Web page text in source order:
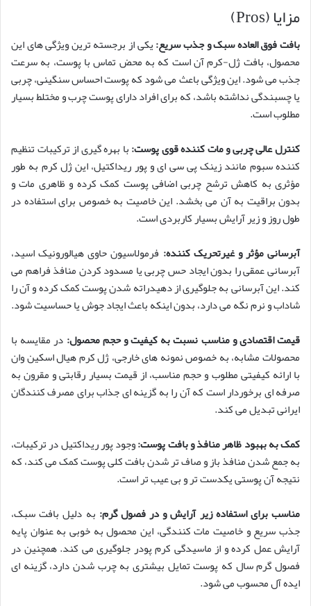
مزایا (Pros)
بافت فوق العاده سبک و جذب سریع:یکی از برجسته ترین ویژگی های این
محصول، بافت ژل-کرم آن است که به محض تماس با پوست، به سرعت
جذب می شود. این ویژگی باعث می شود که پوست احساس سنگینی، چربی
یا چسبندگی نداشته باشد، که برای افراد دارای پوست چرب و مختلط بسیار
مطلوب است.
کنترل عالی چربی و مات کننده قوی پوست:با بهره گیری از ترکیبات تنظیم
کننده سبوم مانند زینک پی سی ای و پور ریداکتیل، این ژل کرم به طور
مؤثری به کاهش ترشح چربی اضافی پوست کمک کرده و ظاهری مات و
بدون براقیت به آن می بخشد. این خاصیت به خصوص برای استفاده در
طول روز و زیر آرایش بسیار کاربردی است.
آبرسانی مؤثر و غیرتحریک کننده: فرمولاسیون حاوی هیالورونیک اسید،
آبرسانی عمقی را بدون ایجاد حس چربی یا مسدود کردن منافذ فراهم می
کند. این آبرسانی به جلوگیری از دهیدراته شدن پوست کمک کرده و آن را
شاداب و نرم نگه می دارد، بدون اینکه باعث ایجاد جوش یا حساسیت شود.
قیمت اقتصادی و مناسب نسبت به کیفیت و حجم محصول: در مقایسه با
محصولات مشابه، به خصوص نمونه های خارجی، ژل کرم هیال اسکین وان
با ارائه کیفیتی مطلوب و حجم مناسب، از قیمت بسیار رقابتی و مقرون به
صرفه ای برخوردار است که آن را به گزینه ای جذاب برای مصرف کنندگان
ایرانی تبدیل می کند.
کمک به بهبود ظاهر منافذ و بافت پوست:وجود پور ریداکتیل در ترکیبات،
به جمع شدن منافذ باز و صاف تر شدن بافت کلی پوست کمک می کند، که
نتیجه آن پوستی یکدست تر و بی عیب تر است.
مناسب برای استفاده زیر آرایش و در فصول گرم: به دلیل بافت سبک،
جذب سریع و خاصیت مات کنندگی، این محصول به خوبی به عنوان پایه
آرایش عمل کرده و از ماسیدگی کرم پودر جلوگیری می کند. همچنین در
فصول گرم سال که پوست تمایل بیشتری به چرب شدن دارد، گزینه ای
ایده آل محسوب می شود.